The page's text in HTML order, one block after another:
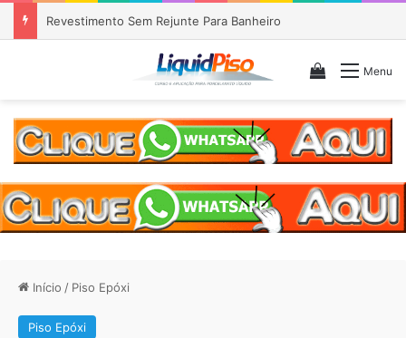
Piso Epóxi em Banheiro Anália Franco SP
Menu
Veja seu
Início / Piso Epóxi
Piso Epóxi